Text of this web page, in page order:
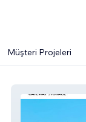
Müşteri Projeleri